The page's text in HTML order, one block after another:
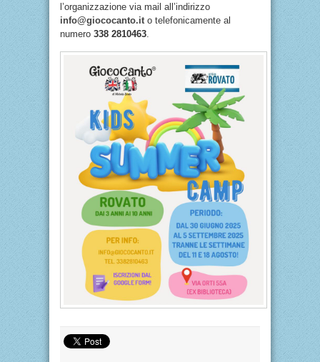
l’organizzazione via mail all’indirizzo
info@giococanto.it o telefonicamente al
numero 338 2810463